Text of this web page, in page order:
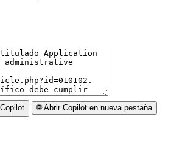
🌐 Abrir Copilot en nueva pestaña